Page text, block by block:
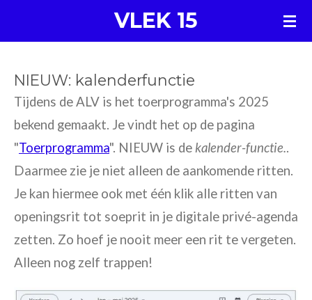
direct
de
hoofdinhoud
VLEK 15
NIEUW: kalenderfunctie
Tijdens de ALV is het toerprogramma's 2025
bekend gemaakt. Je vindt het op de pagina
"Toerprogramma". NIEUW is de kalender-functie..
Daarmee zie je niet alleen de aankomende ritten.
Je kan hiermee ook met één klik alle ritten van
openingsrit tot soeprit in je digitale privé-agenda
zetten. Zo hoef je nooit meer een rit te vergeten.
Alleen nog zelf trappen!